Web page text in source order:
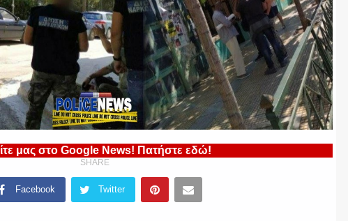
μας στο Google News! Πατήστε εδώ!
SHARE
Facebook Twitter